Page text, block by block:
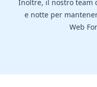
Inoltre, il nostro team
e notte per
Web